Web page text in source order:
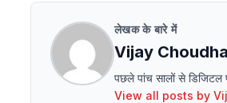
लेखक के बारे में
Vijay
पछले पांच सालों से डिजिटल
View all posts by